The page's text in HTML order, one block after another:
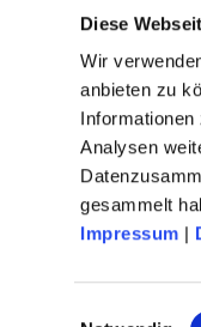
Diese
Wir
anbieten zu
Analysen
gesammelt
Impressum |
Allgemeine
stuttgart.de
© 2026 Stuttgart-
stuttgart-tourist.de
Landeshauptstadt